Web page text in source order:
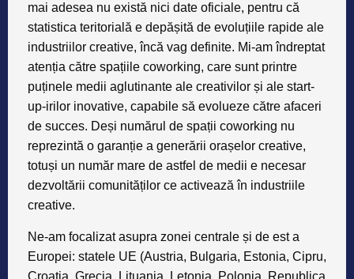
mai adesea nu există nici date oficiale, pentru că
statistica teritorială e depășită de evoluțiile rapide ale
industriilor creative, încă vag definite. Mi-am îndreptat
atenția către spațiile coworking, care sunt printre
puținele medii aglutinante ale creativilor și ale start-
up-irilor inovative, capabile să evolueze către afaceri
de succes. Deși numărul de spații coworking nu
reprezintă o garanție a generării orașelor creative,
totuși un număr mare de astfel de medii e necesar
dezvoltării comunităților ce activează în industriile
creative.
Ne-am focalizat asupra zonei centrale și de est a
Europei: statele UE (Austria, Bulgaria, Estonia, Cipru,
Croația, Grecia, Lituania, Letonia, Polonia, Republica